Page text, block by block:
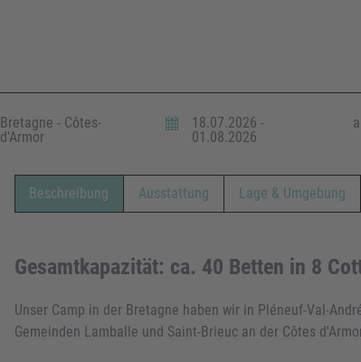
Bretagne - Côtes-
d'Armor
18.07.2026 -
01.08.2026
Beschreibung Ausstattung Lage & Umgebung
Gesamtkapazität: ca. 40 Betten in 8
Unser Camp in der Bretagne haben wir in Pléneuf-Val-
Gemeinden Lamballe und Saint-Brieuc an der Côtes